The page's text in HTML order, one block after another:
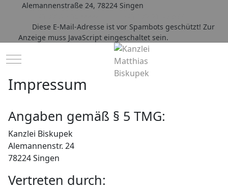
Alemannenstraße 24, 78224 Singen
Diese E-Mail-Adresse ist vor Spambots geschützt! Zur
Anzeige muss JavaScript eingeschaltet sein.
Mobile Menu Toggle
Impressum
Angaben gemäß § 5 TMG:
Kanzlei Biskupek
Alemannenstr. 24
78224 Singen
Vertreten durch: